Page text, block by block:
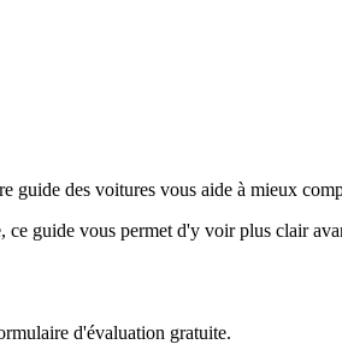
des voitures vous aide à mieux
guide vous permet d'y voir plus clair
d'évaluation gratuite.